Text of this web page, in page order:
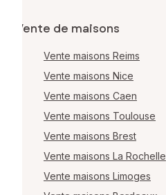
Vente de maisons
Vente maisons Reims
Vente maisons Nice
Vente maisons Caen
Vente maisons Toulouse
Vente maisons Brest
Vente maisons La Rochelle
Vente maisons Limoges